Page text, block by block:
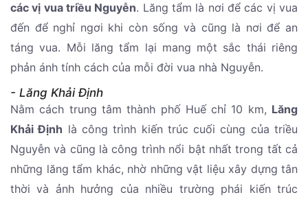
các vị vua triều Nguyễn. Lăng tẩm là nơi để các vị vua
đến để nghỉ ngơi khi còn sống và cũng là nơi để an
táng vua. Mỗi lăng tẩm lại mang một sắc thái riêng
phản ánh tính cách của mỗi đời vua nhà Nguyễn.
- Lăng Khải Định
Nằm cách trung tâm thành phố Huế chỉ 10 km, Lăng
Khải Định là công trình kiến trúc cuối cùng của triều
Nguyễn và cũng là công trình nổi bật nhất trong tất cả
những lăng tẩm khác, nhờ những vật liệu xây dựng tân
thời và ảnh hưởng của nhiều trường phái kiến trúc